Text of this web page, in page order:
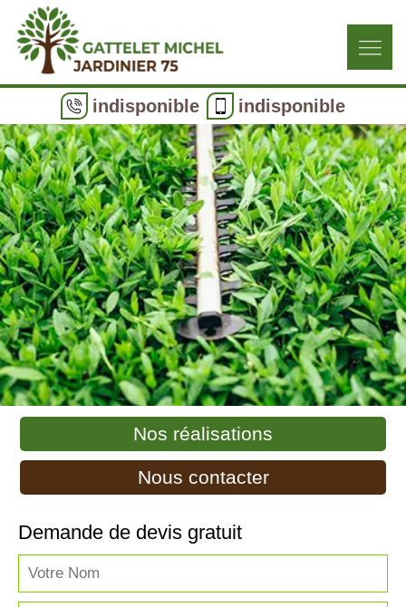
indisponible indisponible
Nos réalisations
Nous contacter
Demande de devis gratuit